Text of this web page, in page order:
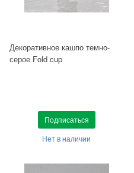
Декоративное кашпо темно-
серое Fold cup
Подписаться
Нет в наличии